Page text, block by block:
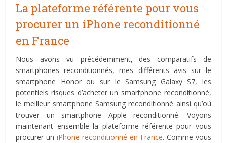
La plateforme référente pour vous
procurer un iPhone reconditionné
en France
Nous avons vu précédemment, des comparatifs de
smartphones reconditionnés, mes différents avis sur le
smartphone Honor ou sur le Samsung Galaxy S7, les
potentiels risques d’acheter un smartphone reconditionné,
le meilleur smartphone Samsung reconditionné ainsi qu’où
trouver un smartphone Apple reconditionné. Voyons
maintenant ensemble la plateforme référente pour vous
procurer uniPhone reconditionné en France. Comme vous